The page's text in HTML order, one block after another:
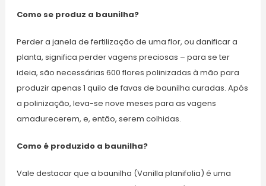
Como se produz a baunilha?
Perder a janela de fertilização de uma flor, ou danificar a
planta, significa perder vagens preciosas – para se ter
ideia, são necessárias 600 flores polinizadas à mão para
produzir apenas 1 quilo de favas de baunilha curadas. Após
a polinização, leva-se nove meses para as vagens
amadurecerem, e, então, serem colhidas.
Como é produzido a baunilha?
Vale destacar que a baunilha (Vanilla planifolia) é uma